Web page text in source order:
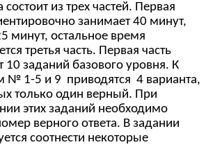
состоит из трех частей. Первая
занимает 40 минут,
минут, остальное время
третья часть. Первая часть
10 заданий базового уровня. К
№ 1-5 и 9 приводятся 4 варианта,
только один верный. При
этих заданий необходимо
верного ответа. В задании
соотнести некоторые